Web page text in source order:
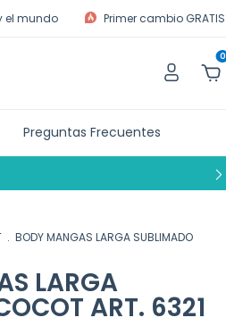
el mundo Primer cambio GRATIS
0
Preguntas Frecuentes
. BODY MANGAS LARGA SUBLIMADO
LARGA
ART. 6321